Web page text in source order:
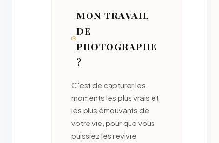
MON TRAVAIL
DE
PHOTOGRAPHE
?
C'est de capturer les
moments les plus vrais et
les plus émouvants de
votre vie, pour que vous
puissiez les revivre